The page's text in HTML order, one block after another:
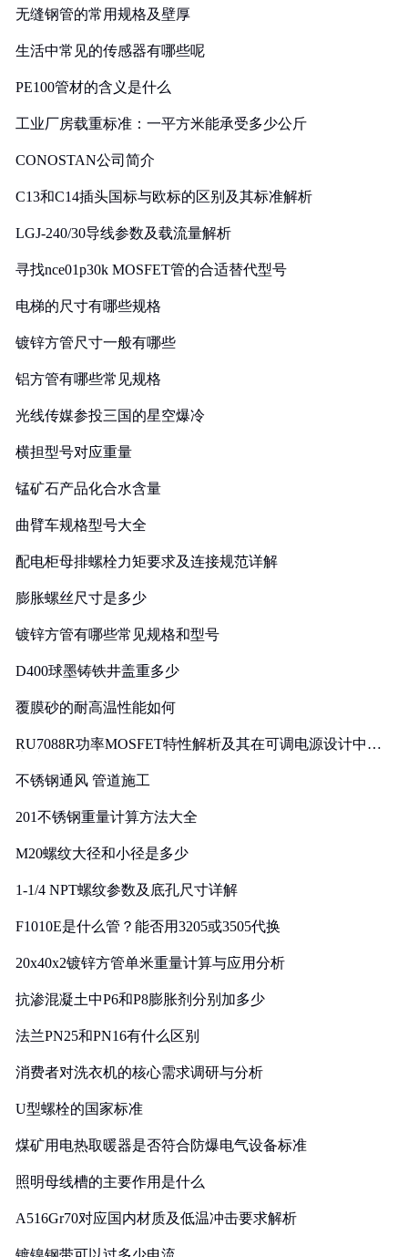
无缝钢管的常用规格及壁厚
生活中常见的传感器有哪些呢
PE100管材的含义是什么
工业厂房载重标准：一平方米能承受多少公斤
CONOSTAN公司简介
C13和C14插头国标与欧标的区别及其标准解析
LGJ-240/30导线参数及载流量解析
寻找nce01p30k MOSFET管的合适替代型号
电梯的尺寸有哪些规格
镀锌方管尺寸一般有哪些
铝方管有哪些常见规格
光线传媒参投三国的星空爆冷
横担型号对应重量
锰矿石产品化合水含量
曲臂车规格型号大全
配电柜母排螺栓力矩要求及连接规范详解
膨胀螺丝尺寸是多少
镀锌方管有哪些常见规格和型号
D400球墨铸铁井盖重多少
覆膜砂的耐高温性能如何
RU7088R功率MOSFET特性解析及其在可调电源设计中的
不锈钢通风 管道施工
201不锈钢重量计算方法大全
M20螺纹大径和小径是多少
1-1/4 NPT螺纹参数及底孔尺寸详解
F1010E是什么管？能否用3205或3505代换
20x40x2镀锌方管单米重量计算与应用分析
抗渗混凝土中P6和P8膨胀剂分别加多少
法兰PN25和PN16有什么区别
消费者对洗衣机的核心需求调研与分析
U型螺栓的国家标准
煤矿用电热取暖器是否符合防爆电气设备标准
照明母线槽的主要作用是什么
A516Gr70对应国内材质及低温冲击要求解析